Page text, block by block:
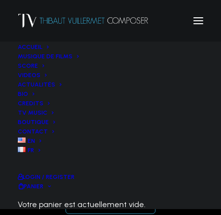
ACCUEIL
MUSIQUE DE FILMS
SCORE
VIDEOS
ACTUALITÉS
BIO
CREDITS
TV MUSIC
BOUTIQUE
CONTACT
EN
FR
LOGIN / REGISTER
PANIER
Votre panier est actuellement vide.
Petite suite pittoresque (2012) –
ACHETER LA PARTITION